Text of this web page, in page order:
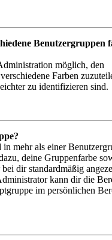
Benutzergruppen
möglich, den
Farben
zu identifizieren sind.
mehr als einer
deine Gruppenfarbe
dir standardmäßig
kann dir die
im persönlichen